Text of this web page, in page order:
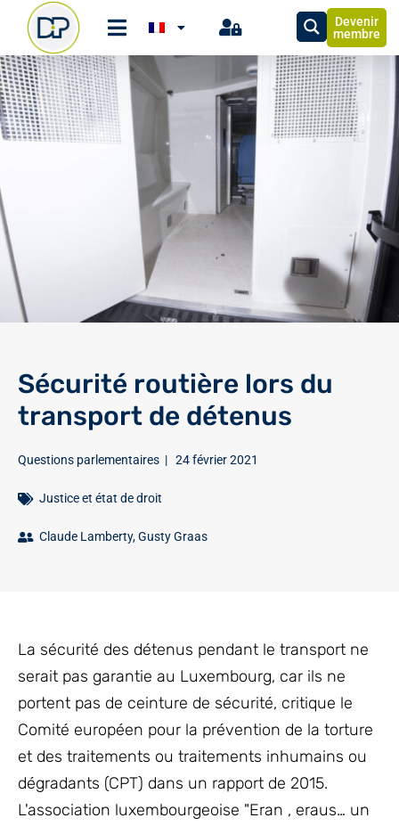
Devenir
membre
Sécurité routière lors du
transport de détenus
Questions parlementaires | 24 février 2021
Justice et état de droit
Claude Lamberty,Gusty Graas
La sécurité des détenus pendant le transport ne
serait pas garantie au Luxembourg, car ils ne
portent pas de ceinture de sécurité, critique le
Comité européen pour la prévention de la torture
et des traitements ou traitements inhumains ou
dégradants (CPT) dans un rapport de 2015.
L'association luxembourgeoise "Eran , eraus… un